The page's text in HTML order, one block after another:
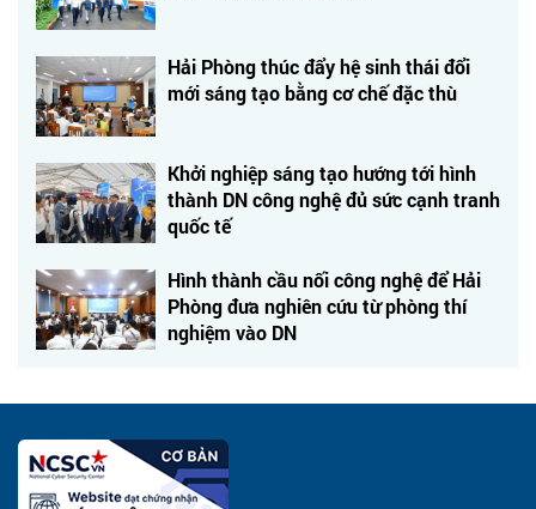
Hải Phòng thúc đẩy hệ sinh thái đổi
mới sáng tạo bằng cơ chế đặc thù
Khởi nghiệp sáng tạo hướng tới hình
thành DN công nghệ đủ sức cạnh tranh
quốc tế
Hình thành cầu nối công nghệ để Hải
Phòng đưa nghiên cứu từ phòng thí
nghiệm vào DN